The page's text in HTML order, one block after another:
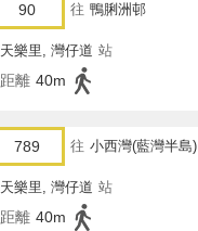
90 往 鴨脷洲邨
天樂里, 灣仔道 站
距離 40m
789 往 小西灣(藍灣半島)
天樂里, 灣仔道 站
距離 40m